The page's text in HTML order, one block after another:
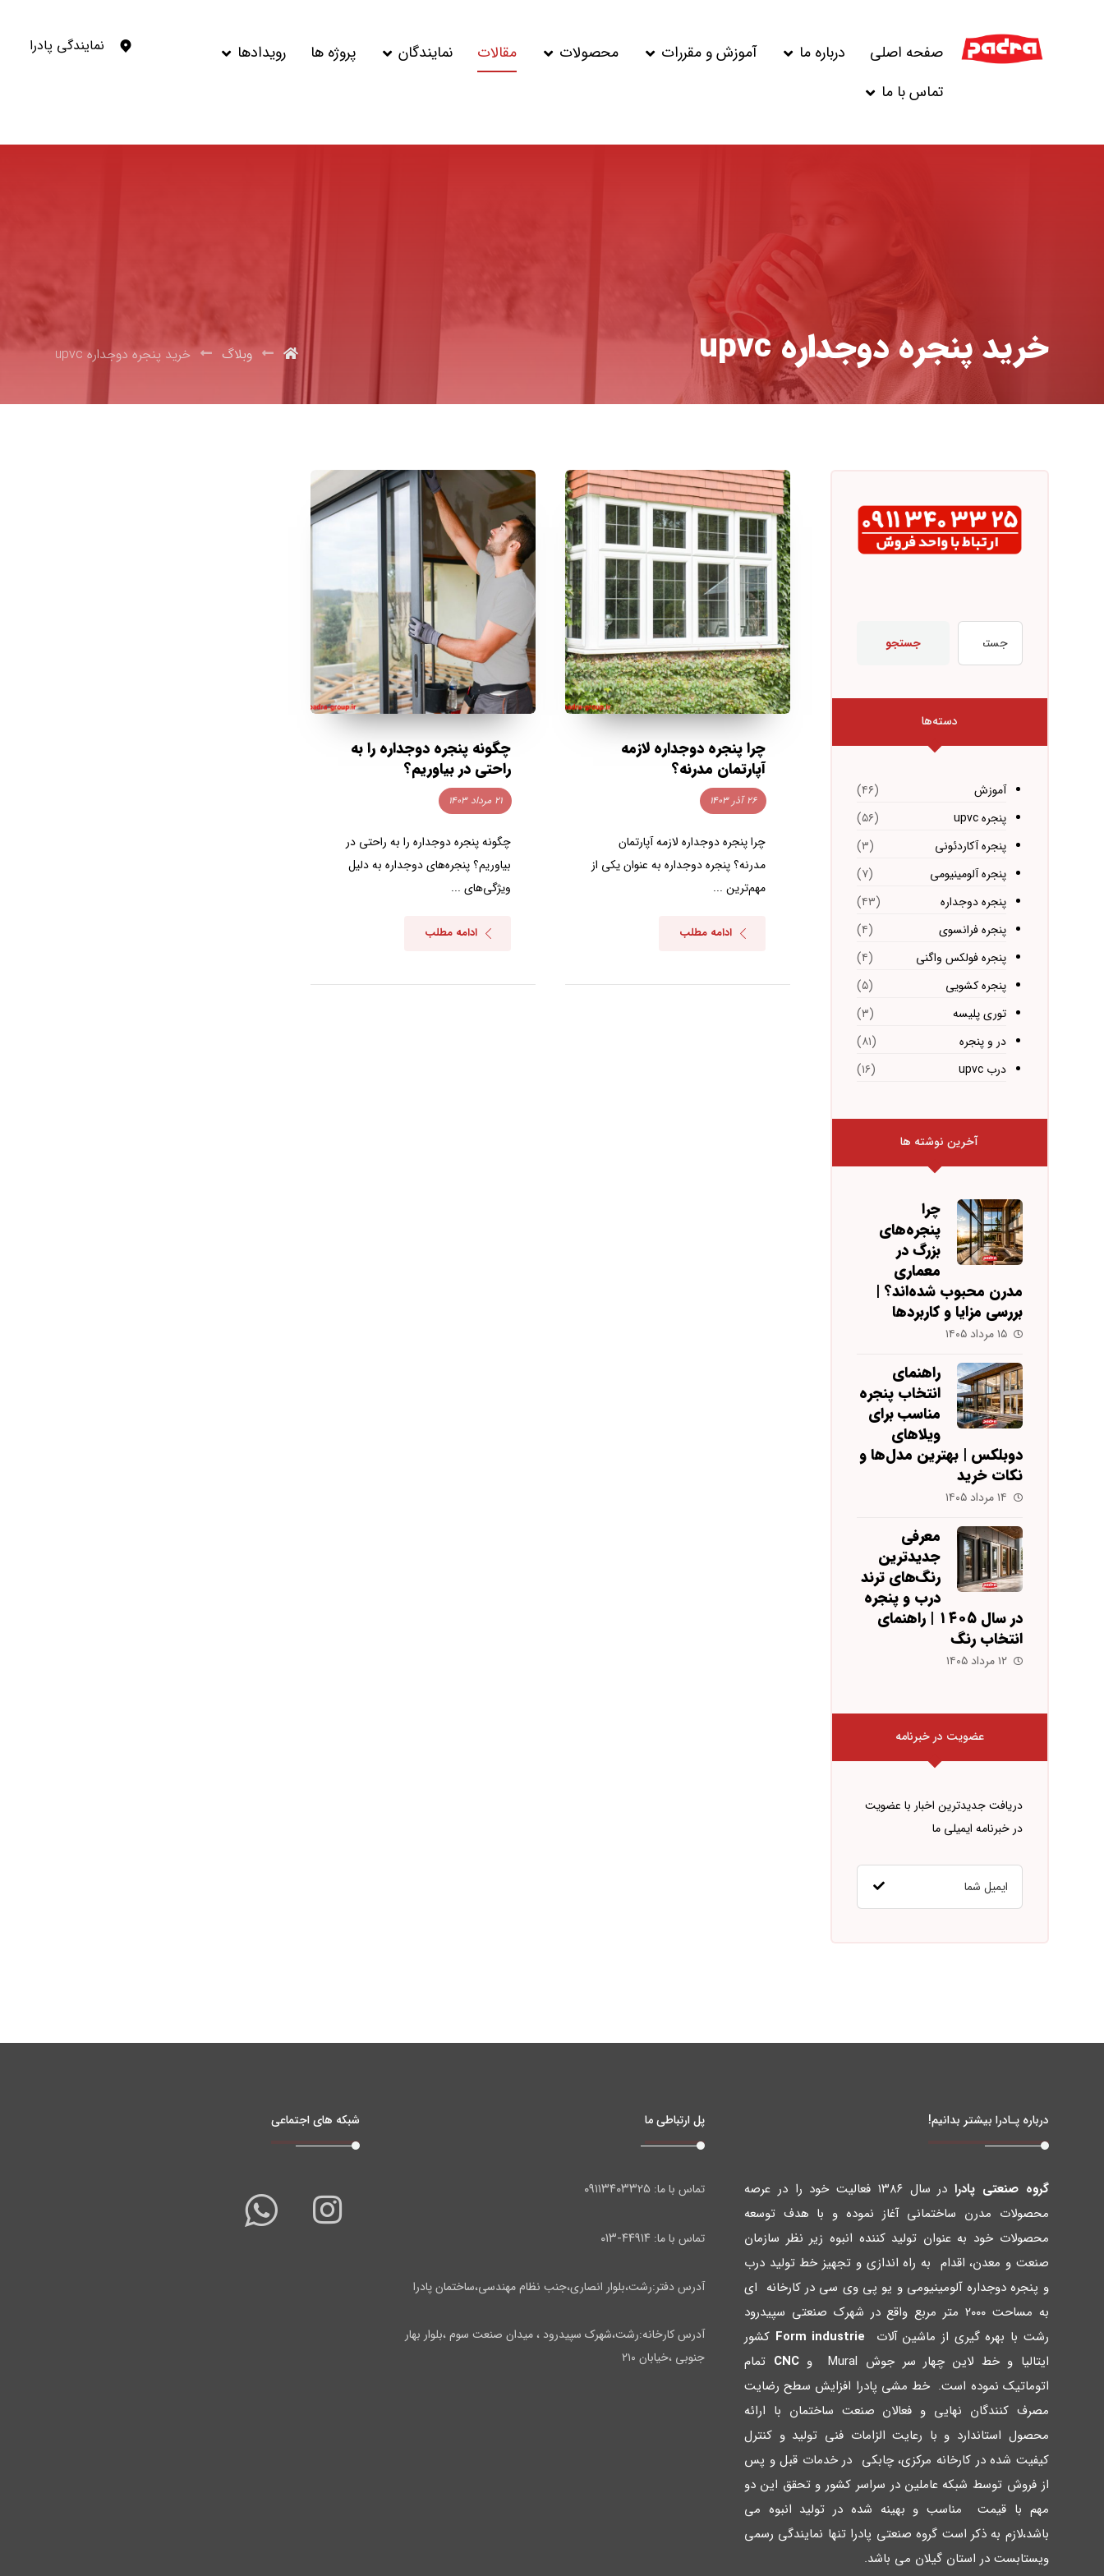
صفحه اصلی درباره ما آموزش و مقررات محصولات مقالات نمایندگان پروژه ها
رویدادها
تماس با ما
نمایندگی پادرا
خرید پنجره دوجداره upvc وبلاگ خرید پنجره دوجداره upvc
چرا پنجره دوجداره لازمه
آپارتمان مدرنه؟
۲۶ آذر ۱۴۰۳
چرا پنجره دوجداره لازمه آپارتمان
مدرنه؟ پنجره دوجداره به عنوان یکی از
مهم‌ترین ...
ادامه مطلب
چگونه پنجره دوجداره را به
راحتی در بیاوریم؟
۲۱ مرداد ۱۴۰۳
چگونه پنجره دوجداره را به راحتی در
بیاوریم؟ پنجره‌های دوجداره به دلیل
ویژگی‌های ...
ادامه مطلب
جستجو
دسته‌ها
آموزش
(۴۶)
پنجره upvc
(۵۶)
پنجره آکاردئونی
(۳)
پنجره آلومینیومی
(۷)
پنجره دوجداره
(۴۳)
پنجره فرانسوی
(۴)
پنجره فولکس واگنی
(۴)
پنجره کشویی
(۵)
توری پلیسه
(۳)
در و پنجره
(۸۱)
درب upvc
(۱۶)
آخرین نوشته ها
چرا
پنجره‌های
بزرگ در
معماری
مدرن محبوب شده‌اند؟ |
بررسی مزایا و کاربردها
۱۵ مرداد ۱۴۰۵
راهنمای
انتخاب پنجره
مناسب برای
ویلاهای
دوبلکس | بهترین مدل‌ها و
نکات خرید
۱۴ مرداد ۱۴۰۵
معرفی
جدیدترین
رنگ‌های ترند
درب و پنجره
در سال ۱۴۰۵ | راهنمای
انتخاب رنگ
۱۲ مرداد ۱۴۰۵
عضویت در خبرنامه
دریافت جدیدترین اخبار با عضویت
در خبرنامه ایمیلی ما
درباره پـادرا بیشتر بدانیم!
گروه صنعتی پادرا
در سال ۱۳۸۶ فعالیت خود را در عرصه
محصولات مدرن ساختمانی آغاز نموده و با هدف توسعه
محصولات خود به عنوان تولید کننده انبوه زیر نظر سازمان
صنعت و معدن، اقدام به راه اندازي و تجهیز خط تولید درب
و پنجره دوجداره آلومینیومی و یو پی وي سی در کارخانه اي
به مساحت ۲۰۰۰ متر مربع واقع در شهرك صنعتی سپیدرود
رشت با بهره گیري از ماشین آلات Form industrie کشور
ایتالیا و خط لاین چهار سر جوش Mural و
CNC تمام
اتوماتیک نموده است. خط مشی پادرا افزایش سطح رضایت
مصرف کنندگان نهایی و فعالان صنعت ساختمان با ارائه
محصول استاندارد و با رعایت الزامات فنی تولید و کنترل
کیفیت شده در کارخانه مرکزي، چابکی در خدمات قبل و پس
از فروش توسط شبکه عاملین در سراسر کشور و تحقق این دو
مهم با قیمت مناسب و بهینه شده در تولید انبوه می
باشد،لازم به ذکر است گروه صنعتی پادرا تنها نمایندگی رسمی
ویستابست در استان گیلان می باشد.
پل ارتباطی ما
تماس با ما:۰۹۱۱۳۴۰۳۳۲۵
تماس با ما: ۴۴۹۱۴-۰۱۳
آدرس دفتر:رشت،بلوار انصاری،جنب نظام مهندسی،ساختمان پادرا
آدرس کارخانه:رشت،شهرک سپیدرود ، میدان صنعت سوم ،بلوار بهار
جنوبی ،خیابان ۲۱۰
شبکه های اجتماعی